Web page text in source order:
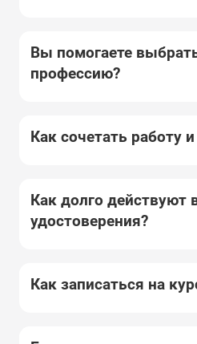
Вы помогаете
профессию?
Как сочетать работу
Как долго действуют
удостоверения?
Как записаться на